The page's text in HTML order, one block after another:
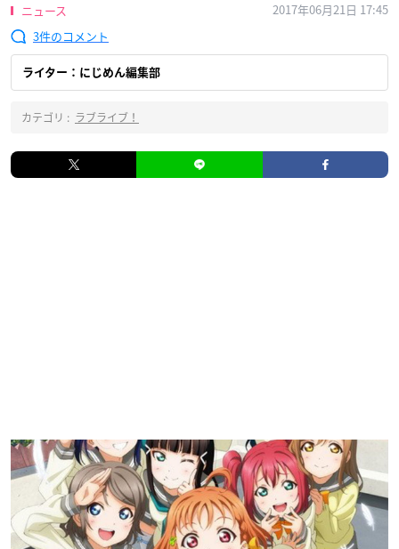
ニュース
2017年06月21日 17:45
3
ライター：にじめん編集部
カテゴリ : ラブライブ！